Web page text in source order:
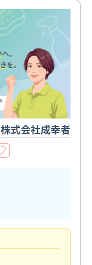
株式会社成幸者